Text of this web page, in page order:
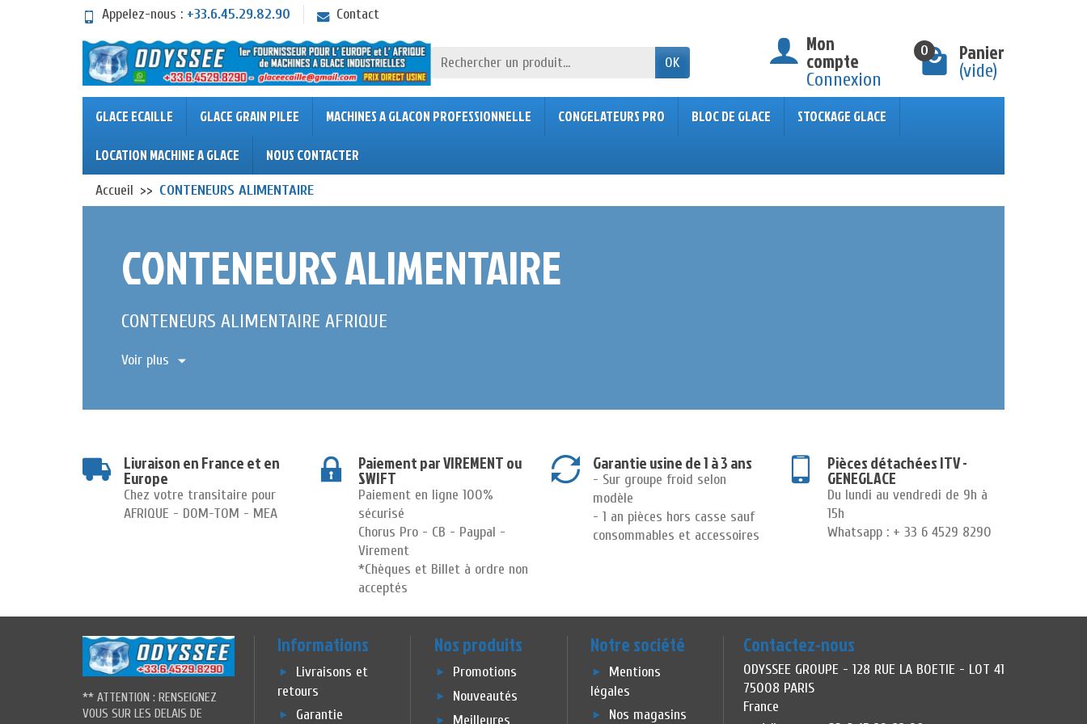
Appelez-nous : +33.6.45.29.82.90 Contact
OK
Mon
compte
Connexion
0 Panier
(vide)
GLACE ECAILLE GLACE GRAIN PILEE MACHINES A GLACON PROFESSIONNELLE CONGELATEURS PRO BLOC DE GLACE STOCKAGE GLACE
LOCATION MACHINE A GLACE NOUS CONTACTER
Accueil CONTENEURS ALIMENTAIRE
CONTENEURS ALIMENTAIRE
CONTENEURS ALIMENTAIRE AFRIQUE
Voir plus
Livraison en France et en
Europe
Chez votre transitaire pour
AFRIQUE - DOM-TOM - MEA
Paiement par VIREMENT ou
SWIFT
Paiement en ligne 100%
sécurisé
Chorus Pro - CB - Paypal -
Virement
*Chèques et Billet à ordre non
acceptés
Garantie usine de 1 à 3 ans
- Sur groupe froid selon
modèle
- 1 an pièces hors casse sauf
consommables et accessoires
Pièces détachées ITV -
GENEGLACE
Du lundi au vendredi de 9h à
15h
Whatsapp : + 33 6 4529 8290
** ATTENTION : RENSEIGNEZ
VOUS SUR LES DELAIS DE
Informations
Livraisons et
retours
Garantie
Nos produits
Promotions
Nouveautés
Meilleures
Notre société
Mentions
légales
Nos magasins
Contactez-nous
ODYSSEE GROUPE - 128 RUE LA BOETIE - LOT 41
75008 PARIS
France